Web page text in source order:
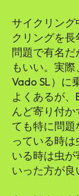
サイクリング
クリングを
問題で有名だ
もいい。実
Vado SL）に
よくあるが、
んど寄り付
ても特に問題
っている時
いる時は虫
いった方が良